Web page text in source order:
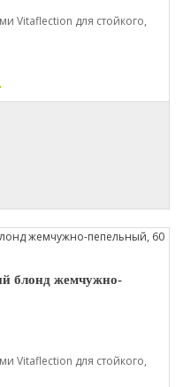
Vitaflection для стойкого,
блонд жемчужно-
Vitaflection для стойкого,